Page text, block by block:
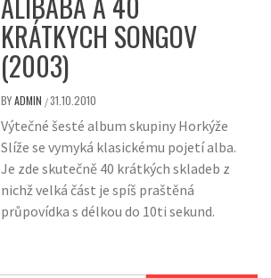
KRÁTKYCH SONGOV
(2003)
BYADMIN /31.10.2010
Výtečné šesté album skupiny Horkýže
Slíže se vymyká klasickému pojetí alba.
Je zde skutečně 40 krátkých skladeb z
nichž velká část je spíš praštěná
průpovídka s délkou do 10ti sekund.